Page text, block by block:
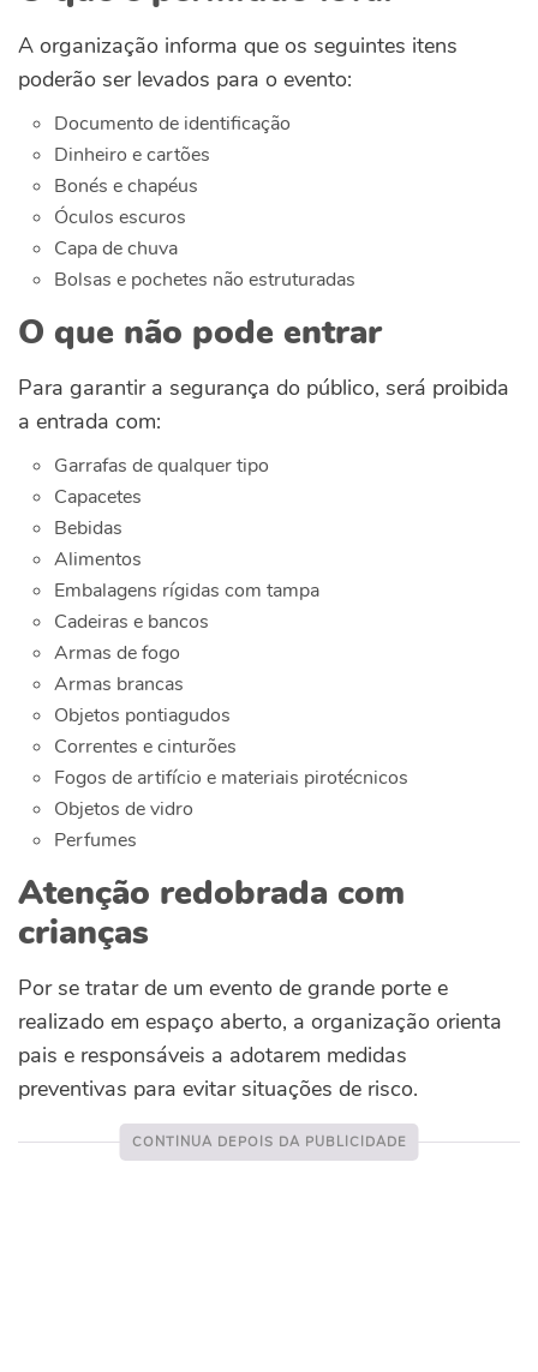
A organização informa que os seguintes itens
poderão ser levados para o evento:
Documento de identificação
Dinheiro e cartões
Bonés e chapéus
Óculos escuros
Capa de chuva
Bolsas e pochetes não estruturadas
O que não pode entrar
Para garantir a segurança do público, será proibida
a entrada com:
Garrafas de qualquer tipo
Capacetes
Bebidas
Alimentos
Embalagens rígidas com tampa
Cadeiras e bancos
Armas de fogo
Armas brancas
Objetos pontiagudos
Correntes e cinturões
Fogos de artifício e materiais pirotécnicos
Objetos de vidro
Perfumes
Atenção redobrada com
crianças
Por se tratar de um evento de grande porte e
realizado em espaço aberto, a organização orienta
pais e responsáveis a adotarem medidas
preventivas para evitar situações de risco.